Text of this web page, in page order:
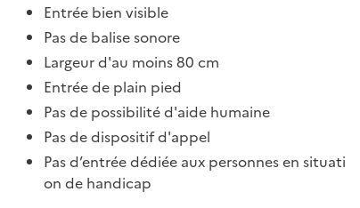
Entrée bien visible
Pas de balise sonore
Largeur d'au moins 80 cm
Entrée de plain pied
Pas de possibilité d'aide humaine
Pas de dispositif d'appel
Pas d’entrée dédiée aux personnes en situati
on de handicap